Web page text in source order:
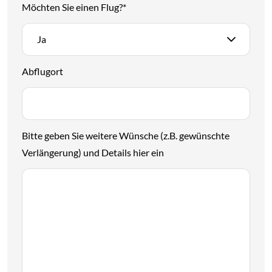
Möchten Sie einen Flug?*
Ja
Abflugort
Bitte geben Sie weitere Wünsche (z.B. gewünschte
Verlängerung) und Details hier ein